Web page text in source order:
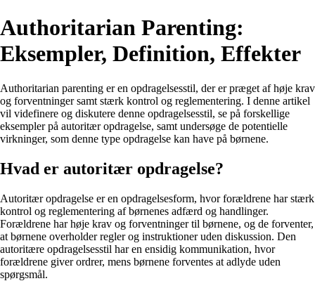
Authoritarian Parenting:
Eksempler, Definition, Effekter
Authoritarian parenting er en opdragelsesstil, der er præget af høje krav
og forventninger samt stærk kontrol og reglementering. I denne artikel
vil videfinere og diskutere denne opdragelsesstil, se på forskellige
eksempler på autoritær opdragelse, samt undersøge de potentielle
virkninger, som denne type opdragelse kan have på børnene.
Hvad er autoritær opdragelse?
Autoritær opdragelse er en opdragelsesform, hvor forældrene har stærk
kontrol og reglementering af børnenes adfærd og handlinger.
Forældrene har høje krav og forventninger til børnene, og de forventer,
at børnene overholder regler og instruktioner uden diskussion. Den
autoritære opdragelsesstil har en ensidig kommunikation, hvor
forældrene giver ordrer, mens børnene forventes at adlyde uden
spørgsmål.